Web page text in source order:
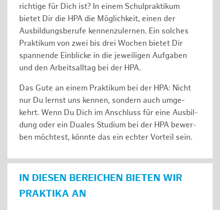
richtige für Dich ist? In einem Schulpraktikum
bietet Dir die HPA die Möglichkeit, einen der
Ausbildungsberufe kennenzulernen. Ein solches
Prak­ti­kum von zwei bis drei Wochen bie­tet Dir
span­nen­de Ein­bli­cke in die jeweiligen Aufgaben
und den Ar­beits­all­tag bei der HPA.
Das Gute an einem Praktikum bei der HPA: Nicht
nur Du lernst uns ken­nen, son­dern auch um­ge­
kehrt. Wenn Du Dich im An­schluss für eine Aus­bil­
dung oder ein Duales Studium bei der HPA be­wer­
ben möch­test, könnte das ein ech­ter Vor­teil sein.
IN DIESEN BEREICHEN BIETEN WIR
PRAKTIKA AN